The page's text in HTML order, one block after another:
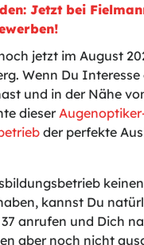
Jetzt bei
jetzt im August
Wenn Du Interesse
und in der Nähe
dieser
der perfekte
kannst Du
anrufen und Dich
aber noch nicht